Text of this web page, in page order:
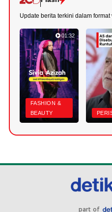
Update berita terkini dalam
01:32
FASHION &
BEAUTY
part of